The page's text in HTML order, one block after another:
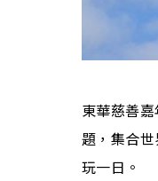
東華慈善
題，集合
玩一日。